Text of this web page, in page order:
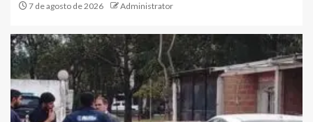
7 de agosto de 2026 Administrator